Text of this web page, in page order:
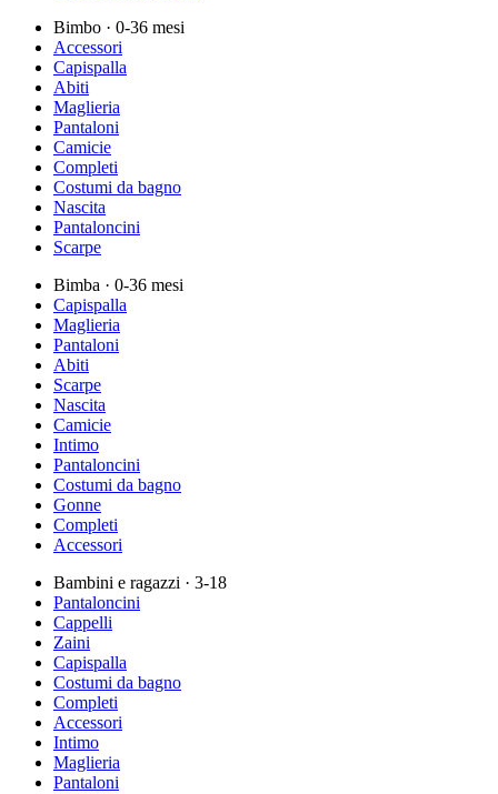
Bimbo · 0-36 mesi
Accessori
Capispalla
Abiti
Maglieria
Pantaloni
Camicie
Completi
Costumi da bagno
Nascita
Pantaloncini
Scarpe
Bimba · 0-36 mesi
Capispalla
Maglieria
Pantaloni
Abiti
Scarpe
Nascita
Camicie
Intimo
Pantaloncini
Costumi da bagno
Gonne
Completi
Accessori
Bambini e ragazzi · 3-18
Pantaloncini
Cappelli
Zaini
Capispalla
Costumi da bagno
Completi
Accessori
Intimo
Maglieria
Pantaloni